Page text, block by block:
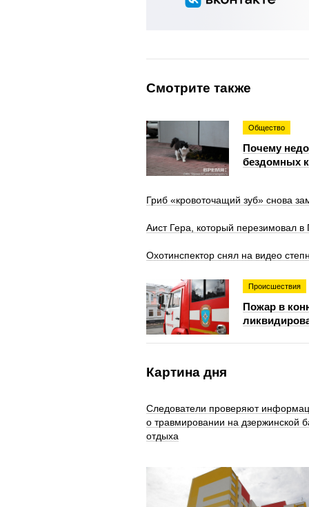
Смотрите также
Общество
Почему
бездомных
Гриб «кровоточащий зуб» снова
Аист Гера, который перезимовал в
Охотинспектор снял на видео
Происшествия
Пожар в
Картина дня
Следователи проверяют
о травмировании на дзержинской
отдыха